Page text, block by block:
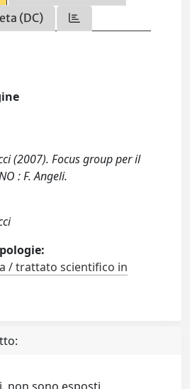
(DC)
(2007). Focus group per il
: F. Angeli.
/ trattato scientifico in